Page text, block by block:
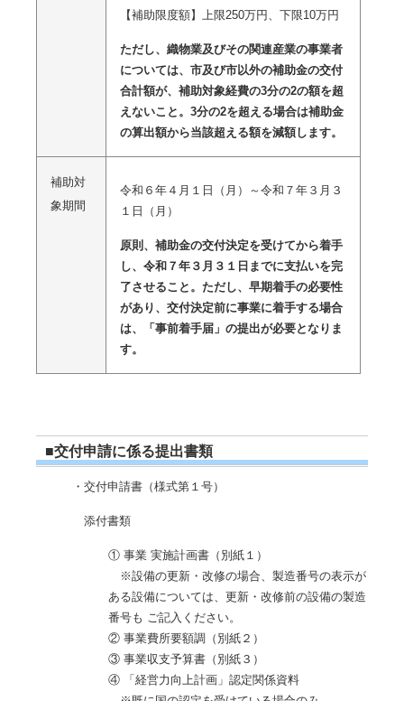
【補助限度額】上限250万円、下限10万円
ただし、織物業及びその関連産業の事業者
については、市及び市以外の補助金の交付
合計額が、補助対象経費の3分の2の額を超
えないこと。3分の2を超える場合は補助金
の算出額から当該超える額を減額します。
補助対
象期間
令和６年４月１日（月）～令和７年３月３
１日（月）
原則、補助金の交付決定を受けてから着手
し、令和７年３月３１日までに支払いを完
了させること。ただし、早期着手の必要性
があり、交付決定前に事業に着手する場合
は、「事前着手届」の提出が必要となりま
す。
■交付申請に係る提出書類
・交付申請書（様式第１号）
添付書類
① 事業 実施計画書（別紙１）
※設備の更新・改修の場合、製造番号の表示が
ある設備については、更新・改修前の設備の製造
番号も ご記入ください。
② 事業費所要額調（別紙２）
③ 事業収支予算書（別紙３）
④ 「経営力向上計画」認定関係資料